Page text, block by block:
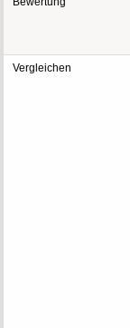
Vergleichen